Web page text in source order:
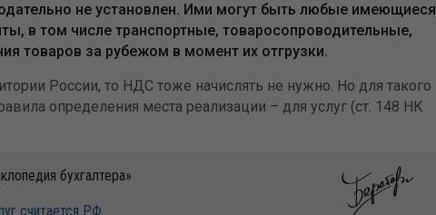
не установлен. Ими могут быть любые имеющиеся
в том числе транспортные, товаросопроводительные,
товаров за рубежом в момент их отгрузки.
России, то НДС тоже начислять не нужно. Но для такого
определения места реализации – для услуг (ст. 148 НК
бухгалтера»
считается РФ